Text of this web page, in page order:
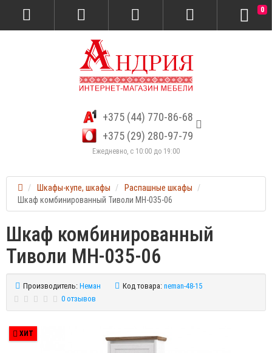
+375 (44) 770-86-68
+375 (29) 280-97-79
Ежедневно, с 10:00 до 19:00
0
Шкафы-купе, шкафы
Распашные шкафы
Шкаф комбинированный Тиволи МН-035-06
Шкаф комбинированный
Тиволи МН-035-06
Производитель: Неман Код товара: neman-48-15
0 отзывов
ХИТ